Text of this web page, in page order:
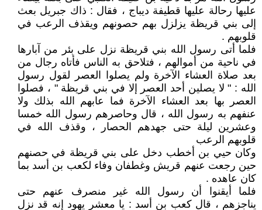
عليها رحالة عليها قطيفة ديباج ، فقال : ذاك جبريل بعث
إلى بني قريظة يزلزل بهم حصونهم ويقذف الرعب في
قلوبهم .
فلما أتى رسول الله بني قريظة نزل على بئر من آبارها
في ناحية من أموالهم ، فتلاحق به الناس فأتاه رجال من
بعد صلاة العشاء الآخرة ولم يصلوا العصر لقول رسول
الله : " لا يصلين أحد العصر إلا في بني قريظة " ، فصلوا
العصر بها بعد العشاء الآخرة فما عابهم الله بذلك ولا
عنفهم به رسول الله ، قال وحاصرهم رسول الله خمسا
وعشرين ليلة حتى جهدهم الحصار ، وقذف الله في
قلوبهم الرعب
وكان حيي بن أخطب دخل على بني قريظة في حصنهم
حين رجعت عنهم قريش وغطفان وفاء لكعب بن أسد بما
كان عاهده .
فلما أيقنوا أن رسول الله غير منصرف عنهم حتى
يناجزهم ، قال كعب بن أسد : يا معشر يهود إنه قد نزل